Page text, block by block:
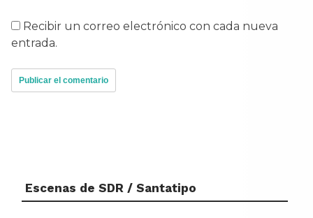
Recibir un correo electrónico con cada nueva
entrada.
Escenas de SDR / Santatipo